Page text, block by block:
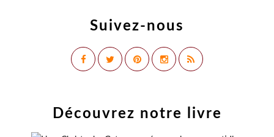
Suivez-nous
Découvrez notre livre